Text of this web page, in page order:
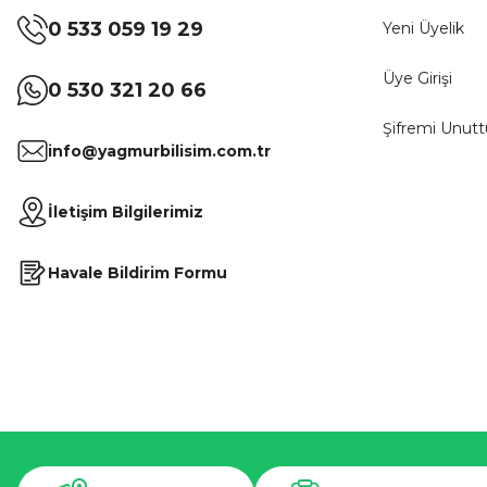
0 533 059 19 29
0 530 321 20 66
info@yagmurbilisim.com.tr
İletişim Bilgilerimiz
Havale Bildirim Formu
Yeni Üyelik
Üye Girişi
Şifremi